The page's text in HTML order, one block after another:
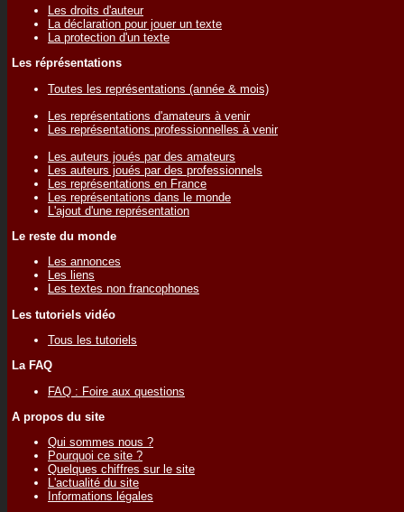
Les droits d'auteur
La déclaration pour jouer un texte
La protection d'un texte
Les réprésentations
Toutes les représentations (année & mois)
Les représentations d'amateurs à venir
Les représentations professionnelles à venir
Les auteurs joués par des amateurs
Les auteurs joués par des professionnels
Les représentations en France
Les représentations dans le monde
L'ajout d'une représentation
Le reste du monde
Les annonces
Les liens
Les textes non francophones
Les tutoriels vidéo
Tous les tutoriels
La FAQ
FAQ : Foire aux questions
A propos du site
Qui sommes nous ?
Pourquoi ce site ?
Quelques chiffres sur le site
L'actualité du site
Informations légales